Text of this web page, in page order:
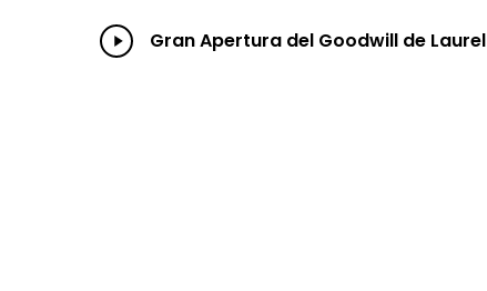
Play
Gran Apertura del Goodwill de Laurel